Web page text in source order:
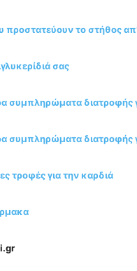
προστατεύουν το στήθος
σας
συμπληρώματα διατροφής
συμπληρώματα διατροφής
τροφές για την καρδιά